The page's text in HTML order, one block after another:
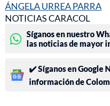
ÁNGELA URREA PARRA
NOTICIAS CARACOL
Síganos en nuestro
las noticias de mayor
✔️ Síganos en Google
información de